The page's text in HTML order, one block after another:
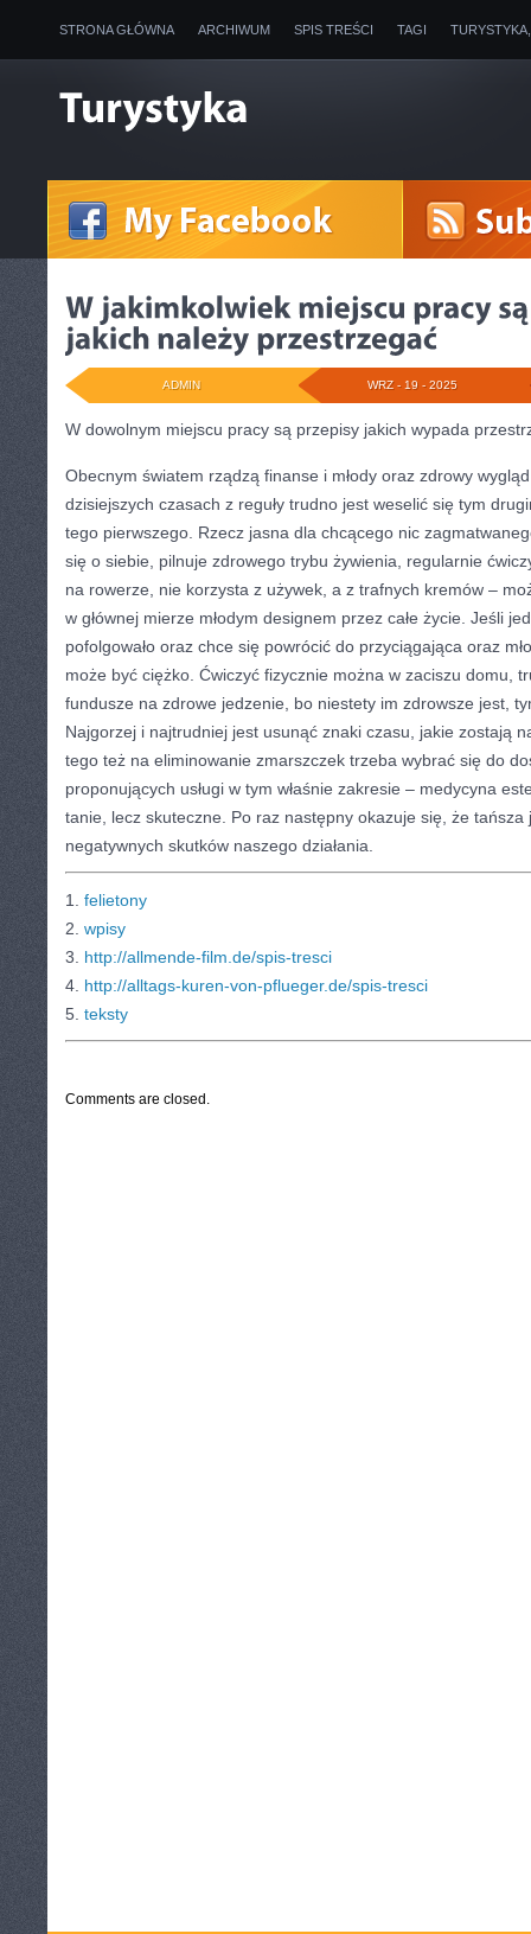
STRONA GŁÓWNA ARCHIWUM SPIS TREŚCI TAGI
WRZ - 19 - 2025
ADMIN
W dowolnym miejscu pracy są przepisy jakich wypada
Obecnym światem rządzą finanse i młody oraz zdrowy
dzisiejszych czasach z reguły trudno jest weselić się tym
tego pierwszego. Rzecz jasna dla chcącego nic
się o siebie, pilnuje zdrowego trybu żywienia, regularnie
na rowerze, nie korzysta z używek, a z trafnych kremów –
w głównej mierze młodym designem przez całe życie. Jeśli
pofolgowało oraz chce się powrócić do przyciągająca oraz
może być ciężko. Ćwiczyć fizycznie można w zaciszu domu,
fundusze na zdrowe jedzenie, bo niestety im zdrowsze jest,
Najgorzej i najtrudniej jest usunąć znaki czasu, jakie zostają
tego też na eliminowanie zmarszczek trzeba wybrać się do
proponujących usługi w tym właśnie zakresie – medycyna
tanie, lecz skuteczne. Po raz następny okazuje się, że
negatywnych skutków naszego działania.
1. felietony
2. wpisy
3. http://allmende-film.de/spis-tresci
4. http://alltags-kuren-von-pflueger.de/spis-tresci
5. teksty
Comments are closed.